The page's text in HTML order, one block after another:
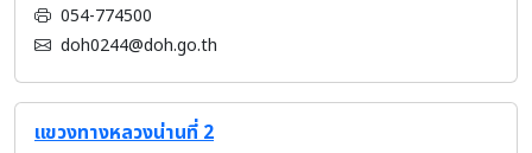
054-774500
doh0244@doh.go.th
แขวงทางหลวงน่านที่ 2